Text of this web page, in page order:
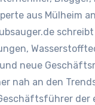
aus Mülheim
neue
nah an den
der